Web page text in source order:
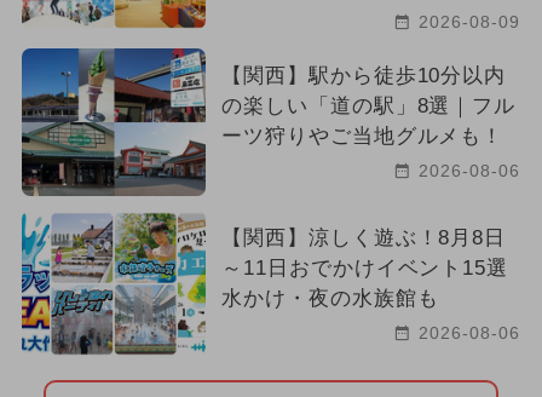
2026-08-09
【関西】駅から徒歩10分以内
の楽しい「道の駅」8選｜フル
ーツ狩りやご当地グルメも！
2026-08-06
【関西】涼しく遊ぶ！8月8日
～11日おでかけイベント15選
水かけ・夜の水族館も
2026-08-06